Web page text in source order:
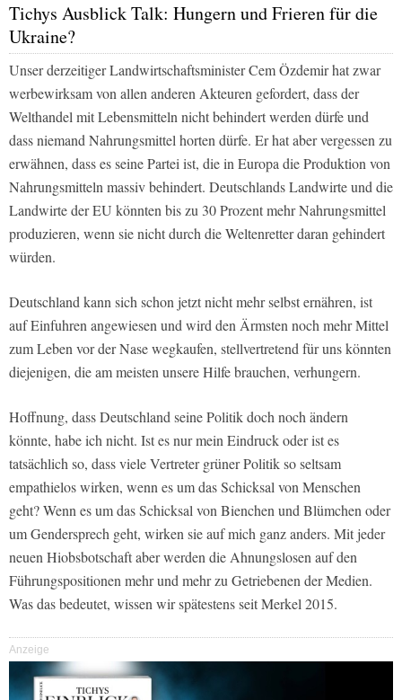
Tichys Ausblick Talk: Hungern und Frieren für die
Ukraine?
Unser derzeitiger Landwirtschaftsminister Cem Özdemir hat zwar
werbewirksam von allen anderen Akteuren gefordert, dass der
Welthandel mit Lebensmitteln nicht behindert werden dürfe und
dass niemand Nahrungsmittel horten dürfe. Er hat aber vergessen zu
erwähnen, dass es seine Partei ist, die in Europa die Produktion von
Nahrungsmitteln massiv behindert. Deutschlands Landwirte und die
Landwirte der EU könnten bis zu 30 Prozent mehr Nahrungsmittel
produzieren, wenn sie nicht durch die Weltenretter daran gehindert
würden.
Deutschland kann sich schon jetzt nicht mehr selbst ernähren, ist
auf Einfuhren angewiesen und wird den Ärmsten noch mehr Mittel
zum Leben vor der Nase wegkaufen, stellvertretend für uns könnten
diejenigen, die am meisten unsere Hilfe brauchen, verhungern.
Hoffnung, dass Deutschland seine Politik doch noch ändern
könnte, habe ich nicht. Ist es nur mein Eindruck oder ist es
tatsächlich so, dass viele Vertreter grüner Politik so seltsam
empathielos wirken, wenn es um das Schicksal von Menschen
geht? Wenn es um das Schicksal von Bienchen und Blümchen oder
um Gendersprech geht, wirken sie auf mich ganz anders. Mit jeder
neuen Hiobsbotschaft aber werden die Ahnungslosen auf den
Führungspositionen mehr und mehr zu Getriebenen der Medien.
Was das bedeutet, wissen wir spätestens seit Merkel 2015.
Anzeige